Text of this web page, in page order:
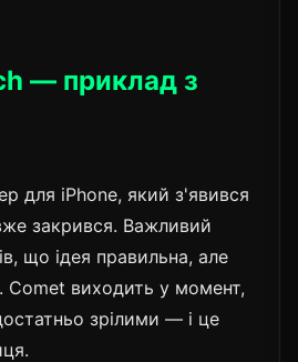
— приклад з
для iPhone, який з'явився
закрився. Важливий
що ідея правильна, але
Comet виходить у момент,
зрілими — і це